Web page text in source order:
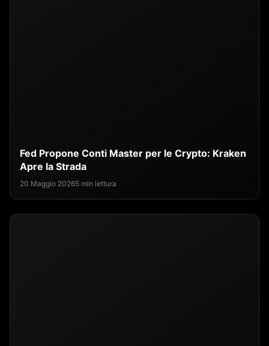
Fed Propone Conti Master per le Crypto: Kraken
Apre la Strada
20 Maggio 20265 min lettura